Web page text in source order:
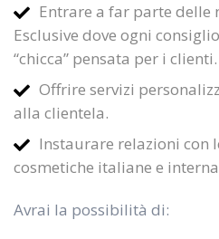
Entrare a far parte delle
Esclusive dove ogni
“chicca” pensata per i clienti.
Offrire servizi
alla clientela.
Instaurare relazioni con
cosmetiche italiane e
Avrai la possibilità di: